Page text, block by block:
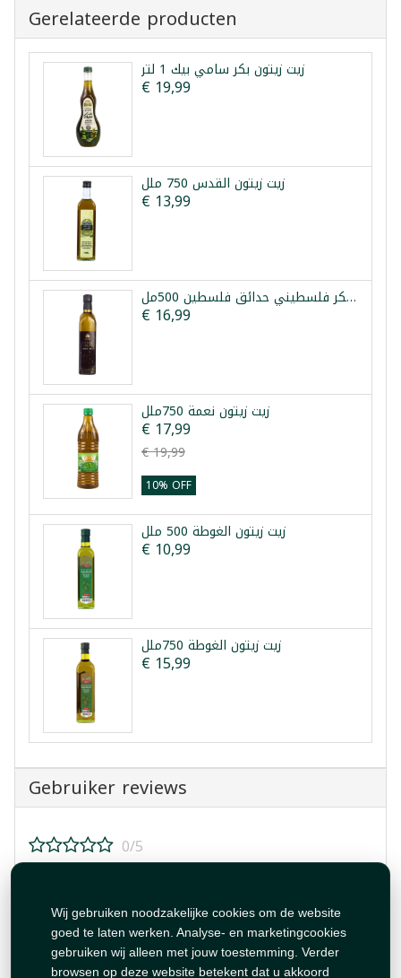
Wij gebruiken noodzakelijke cookies om de website
goed te laten werken. Analyse- en marketingcookies
gebruiken wij alleen met jouw toestemming. Verder
browsen op deze website betekent dat u akkoord
Gerelateerde producten
زيت زيتون بكر سامي بيك 1 لتر
€ 19,99
زيت زيتون القدس 750 ملل
€ 13,99
زيت زيتون بكر فلسطيني حدائق فلسطين 500مل
€ 16,99
زيت زيتون نعمة 750ملل
€ 17,99
€ 19,99
10% OFF
زيت زيتون الغوطة 500 ملل
€ 10,99
زيت زيتون الغوطة 750ملل
€ 15,99
Gebruiker reviews
0/5